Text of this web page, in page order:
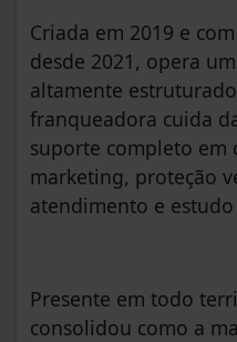
Criada em 2019 e
desde 2021, opera
altamente
franqueadora cuida
suporte completo em
marketing, proteção
atendimento e
Presente em todo
consolidou como a